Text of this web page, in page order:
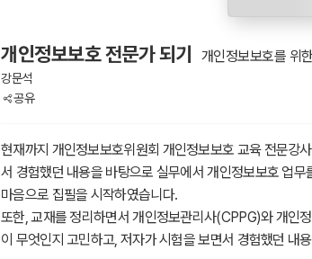
개인정보보호 전문가 되기 개인정보보호를 위
강문석
공유
현재까지 개인정보보호위원회 개인정보보호 교육 전문강
서 경험했던 내용을 바탕으로 실무에서 개인정보보호 업
마음으로 집필을 시작하였습니다.
또한, 교재를 정리하면서 개인정보관리사(CPPG)와 개인
이 무엇인지 고민하고, 저자가 시험을 보면서 경험했던 내